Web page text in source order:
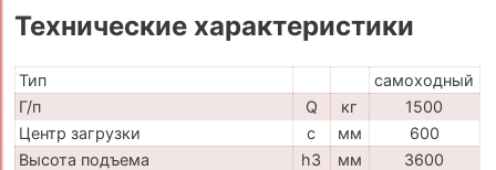
Технические характеристики
Тип
самоходный
Г/п
Q кг
1500
Центр загрузки
c мм
600
Высота подъема
h3 мм 3600